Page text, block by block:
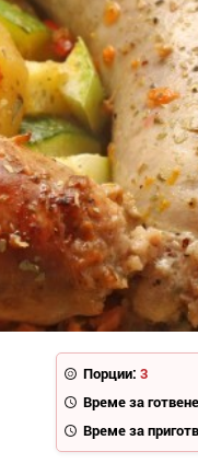
Порции: 3
Време за
Време за